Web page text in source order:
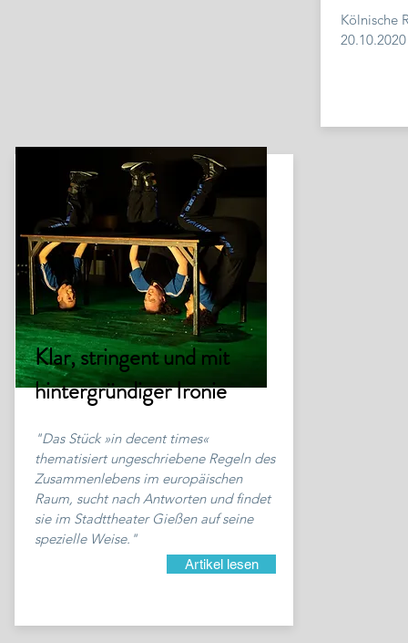
Kölnische
20.10.2020
Klar, stringent und mit
hintergründiger Ironie
"Das Stück »in decent times«
thematisiert ungeschriebene Regeln des
Zusammenlebens im europäischen
Raum, sucht nach Antworten und findet
sie im Stadttheater Gießen auf seine
spezielle Weise."
Artikel lesen